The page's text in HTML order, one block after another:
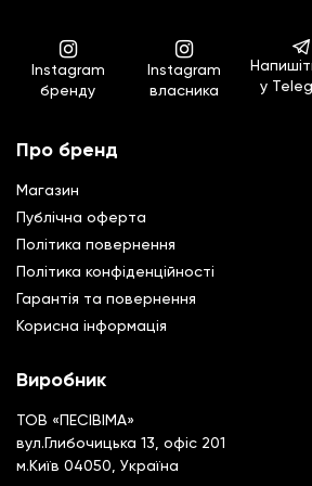
Instagram
бренду
Instagram
власника
у
Про бренд
Магазин
Публічна оферта
Політика повернення
Полiтика конфiденцiйностi
Гарантiя та повернення
Корисна інформація
Виробник
ТОВ «ПЕСІВІМА»
вул.Глибочицька 13, офіс 201
м.Київ 04050, Україна